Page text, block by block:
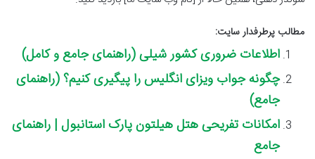
مطالب پرطرفدار سایت:
اطلاعات ضروری کشور شیلی (راهنمای جامع و کامل)
چگونه جواب ویزای انگلیس را پیگیری کنیم؟ (راهنمای
جامع)
امکانات تفریحی هتل هیلتون پارک استانبول | راهنمای
جامع